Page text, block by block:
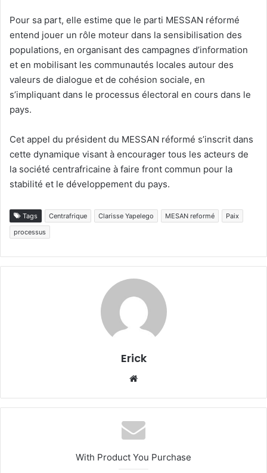
Pour sa part, elle estime que le parti MESSAN réformé
entend jouer un rôle moteur dans la sensibilisation des
populations, en organisant des campagnes d’information
et en mobilisant les communautés locales autour des
valeurs de dialogue et de cohésion sociale, en
s’impliquant dans le processus électoral en cours dans le
pays.
Cet appel du président du MESSAN réformé s’inscrit dans
cette dynamique visant à encourager tous les acteurs de
la société centrafricaine à faire front commun pour la
stabilité et le développement du pays.
Tags Centrafrique Clarisse Yapelego MESAN reformé
Paix
processus
Erick
With Product You Purchase